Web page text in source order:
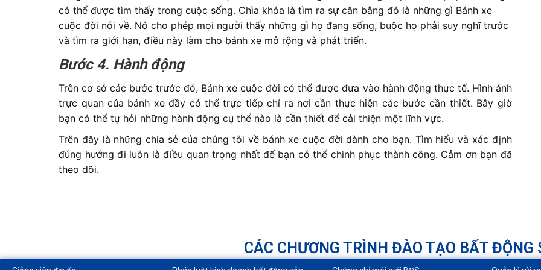
có thể được tìm thấy trong cuộc sống. Chìa khóa là tìm ra sự cân bằng đó là những gì Bánh xe
cuộc đời nói về. Nó cho phép mọi người thấy những gì họ đang sống, buộc họ phải suy nghĩ trước
và tìm ra giới hạn, điều này làm cho bánh xe mở rộng và phát triển.
Bước 4. Hành động
Trên cơ sở các bước trước đó, Bánh xe cuộc đời có thể được đưa vào hành động thực tế. Hình ảnh
trực quan của bánh xe đầy có thể trực tiếp chỉ ra nơi cần thực hiện các bước cần thiết. Bây giờ
bạn có thể tự hỏi những hành động cụ thể nào là cần thiết để cải thiện một lĩnh vực.
Trên đây là những chia sẻ của chúng tôi về bánh xe cuộc đời dành cho bạn. Tìm hiểu và xác định
đúng hướng đi luôn là điều quan trọng nhất để bạn có thể chinh phục thành công. Cảm ơn bạn đã
theo dõi.
CÁC CHƯƠNG TRÌNH ĐÀO TẠO BẤT ĐỘNG